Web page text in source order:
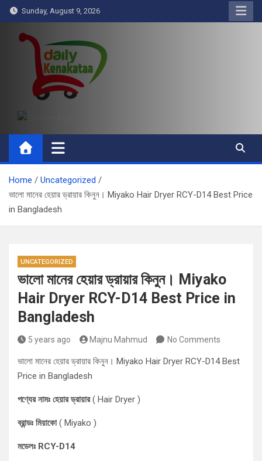
Skip
to
content
Sunday, August 9, 2026
Daily Kenakataa
Essential Product Videos
Home
Uncategorized
ভালো মানের হেয়ার ড্রায়ার কিনুন। Miyako Hair Dryer RCY-D14 Best Price
in Bangladesh
UNCATEGORIZED
ভালো মানের হেয়ার ড্রায়ার কিনুন। Miyako
Hair Dryer RCY-D14 Best Price in
Bangladesh
5 years ago Majnu Mahmud No Comments
ভালো মানের হেয়ার ড্রায়ার কিনুন। Miyako Hair Dryer RCY-D14 Best
Price in Bangladesh
পণ্যের নামঃ হেয়ার ড্রায়ার( Hair Dryer )
ব্রান্ডঃ মিয়াকো( Miyako )
মডেলঃ RCY-D14